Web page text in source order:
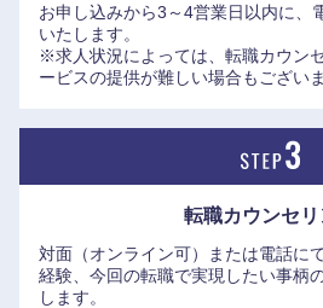
お申し込みから3～4営業日以内に、
いたします。
※求人状況によっては、転職カウン
ービスの提供が難しい場合もございま
転職カウンセ
対面（オンライン可）または電話に
経験、今回の転職で実現したい事柄
します。